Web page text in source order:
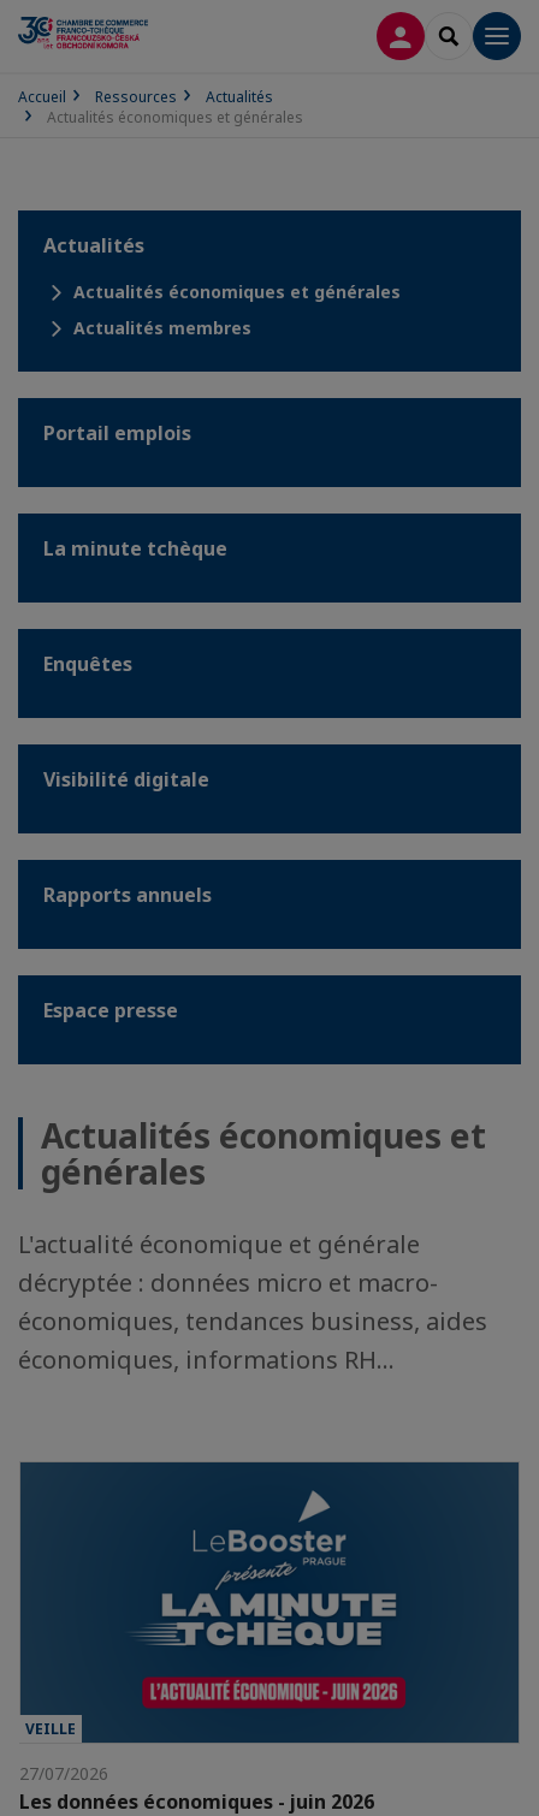
CONNEXION
Accueil Ressources
Actualités
Actualités économiques et générales
Actualités
Actualités économiques et générales
Actualités membres
Portail emplois
La minute tchèque
Enquêtes
Visibilité digitale
Rapports annuels
Espace presse
Actualités économiques et
générales
L'actualité économique et générale
décryptée : données micro et macro-
économiques, tendances business, aides
économiques, informations RH...
VEILLE
27/07/2026
Les données économiques - juin 2026